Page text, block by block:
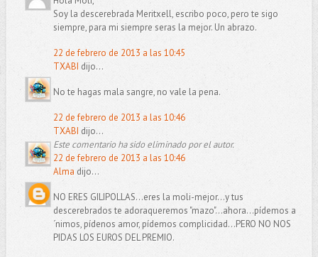
Soy la descerebrada Meritxell, escribo poco, pero te sigo
siempre, para mi siempre seras la mejor. Un abrazo.
22 de febrero de 2013 a las 10:45
TXABI dijo...
No te hagas mala sangre, no vale la pena.
22 de febrero de 2013 a las 10:46
TXABI dijo...
Este comentario ha sido eliminado por el autor.
22 de febrero de 2013 a las 10:46
Alma dijo...
NO ERES GILIPOLLAS...eres la moli-mejor...y tus
descerebrados te adoraqueremos "mazo"...ahora...pídemos a
´nimos, pídenos amor, pídemos complicidad...PERO NO NOS
PIDAS LOS EUROS DEL PREMIO.